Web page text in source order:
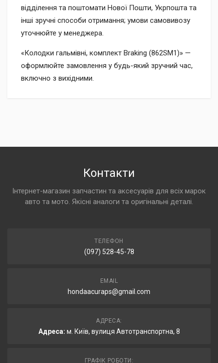
відділення та поштомати Нової Пошти, Укрпошта та
інші зручні способи отримання; умови самовивозу
уточнюйте у менеджера.
«Колодки гальмівні, комплект Braking (862SM1)» —
оформлюйте замовлення у будь-який зручний час,
включно з вихідними.
Контакти
Інтернет-магазин запчастин та аксесуарів для всіх марок
авто та мото. Якісні аналоги та оригінальні деталі.
ТЕЛЕФОН
(097) 528-45-78
EMAIL
hondaacuraps@gmail.com
АДРЕСА:
Адреса: м. Київ, вулиця Автотранспортна, 8
ГРАФІК РОБОТИ: